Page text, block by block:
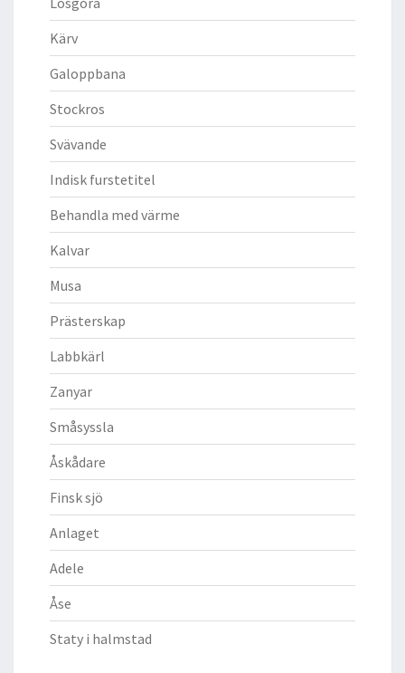
Kärv
Galoppbana
Stockros
Svävande
Indisk furstetitel
Behandla med värme
Kalvar
Musa
Prästerskap
Labbkärl
Zanyar
Småsyssla
Åskådare
Finsk sjö
Anlaget
Adele
Åse
Staty i halmstad